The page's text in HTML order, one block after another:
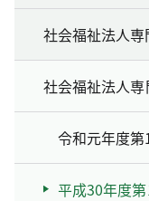
社会福祉法人
社会福祉法人
令和元年度
平成30年度